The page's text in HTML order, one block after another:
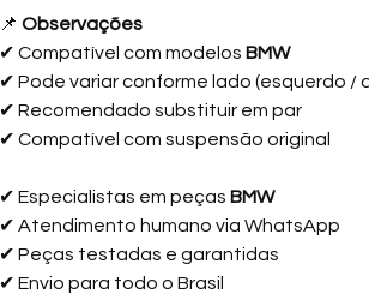
📌 Observações
✔ Compatível com modelos BMW
✔ Pode variar conforme lado (esquerdo /
✔ Recomendado substituir em par
✔ Compatível com suspensão original
✔ Especialistas em peças BMW
✔ Atendimento humano via WhatsApp
✔ Peças testadas e garantidas
✔ Envio para todo o Brasil